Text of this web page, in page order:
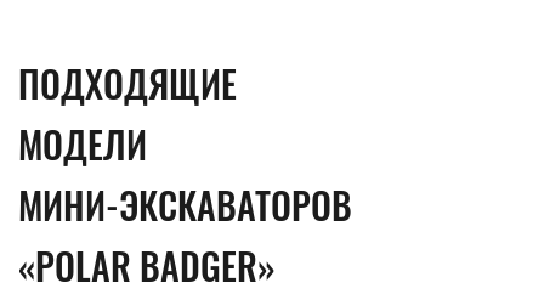
ПОДХОДЯЩИЕ
МОДЕЛИ
МИНИ-ЭКСКАВАТОРОВ
«POLAR BADGER»